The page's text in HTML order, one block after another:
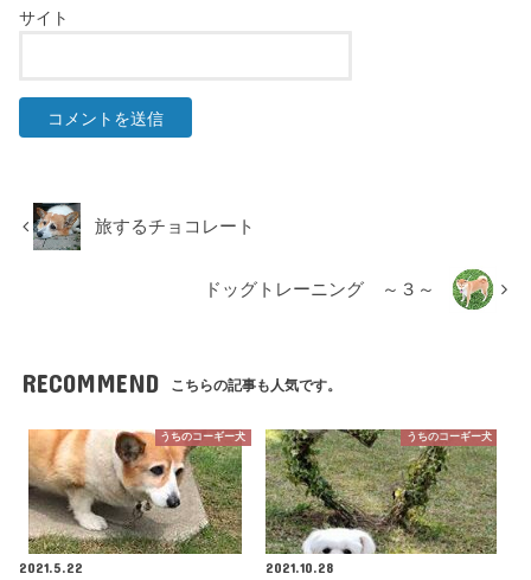
サイト
旅するチョコレート
ドッグトレーニング ～３～
RECOMMEND こちらの記事も人気です。
うちのコーギー犬
2021.5.22
うちのコーギー犬
2021.10.28